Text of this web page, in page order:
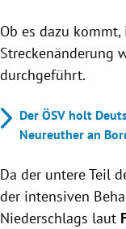
Ob es dazu
Streckenänderung
durchgeführt.
Der ÖSV holt
Neureuther an
Da der untere Teil
der intensiven
Niederschlags laut